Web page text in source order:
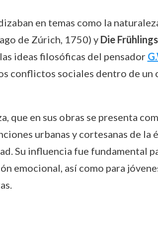
en temas como la
de Zúrich, 1750) y Die
ideas filosóficas del pensador
conflictos sociales dentro de un
en sus obras se presenta
urbanas y cortesanas de la
Su influencia fue fundamental
emocional, así como para